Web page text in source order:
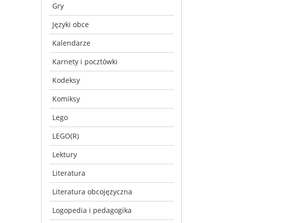
Gry
Języki obce
Kalendarze
Karnety i pocztówki
Kodeksy
Komiksy
Lego
LEGO(R)
Lektury
Literatura
Literatura obcojęzyczna
Logopedia i pedagogika